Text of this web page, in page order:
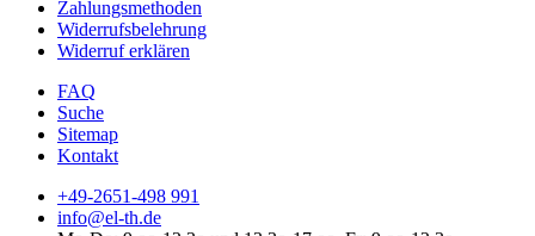
Zahlungsmethoden
Widerrufsbelehrung
Widerruf erklären
FAQ
Suche
Sitemap
Kontakt
+49-2651-498 991
info@el-th.de